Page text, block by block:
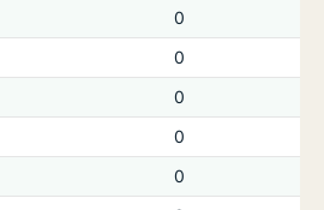
0
0
0
0
0